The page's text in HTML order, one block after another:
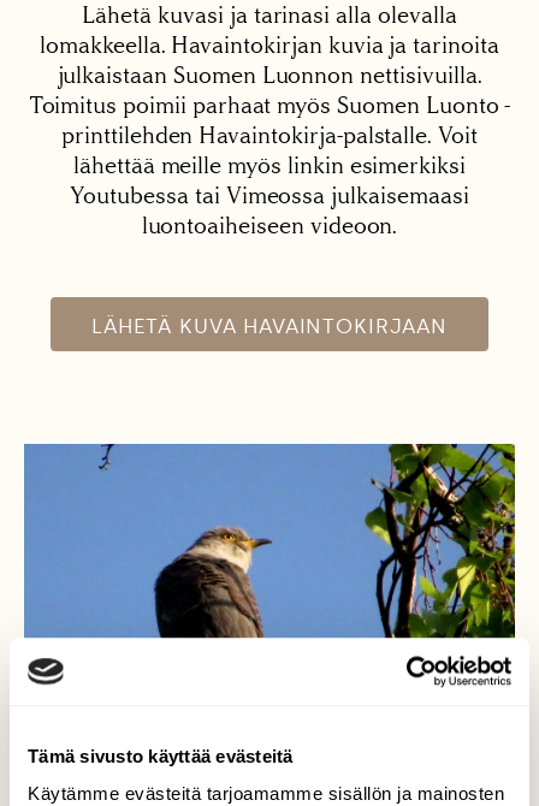
Tämä sivusto käyttää evästeitä
Käytämme evästeitä tarjoamamme sisällön ja mainosten
Lähetä kuvasi ja tarinasi alla olevalla
lomakkeella. Havaintokirjan kuvia ja tarinoita
julkaistaan Suomen Luonnon nettisivuilla.
Toimitus poimii parhaat myös Suomen Luonto -
printtilehden Havaintokirja-palstalle. Voit
lähettää meille myös linkin esimerkiksi
Youtubessa tai Vimeossa julkaisemaasi
luontoaiheiseen videoon.
LÄHETÄ KUVA HAVAINTOKIRJAAN